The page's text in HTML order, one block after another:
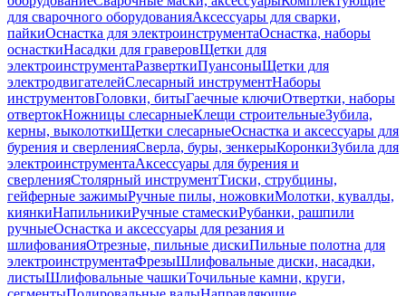
для сварочного оборудованияАксессуары для сварки,
пайкиОснастка для электроинструментаОснастка, наборы
оснасткиНасадки для граверовЩетки для
электроинструментаРазверткиПуансоныЩетки для
электродвигателейСлесарный инструментНаборы
инструментовГоловки, битыГаечные ключиОтвертки, наборы
отвертокНожницы слесарныеКлещи строительныеЗубила,
керны, выколоткиЩетки слесарныеОснастка и аксессуары для
бурения и сверленияСверла, буры, зенкерыКоронкиЗубила для
электроинструментаАксессуары для бурения и
сверленияСтолярный инструментТиски, струбцины,
гейферные зажимыРучные пилы, ножовкиМолотки, кувалды,
киянкиНапильникиРучные стамескиРубанки, рашпили
ручныеОснастка и аксессуары для резания и
шлифованияОтрезные, пильные дискиПильные полотна для
электроинструментаФрезыШлифовальные диски, насадки,
листыШлифовальные чашкиТочильные камни, круги,